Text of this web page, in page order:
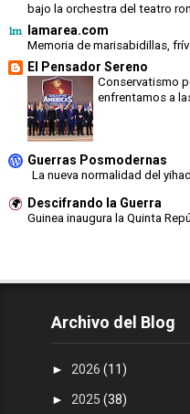
bajo la orchestra del teatro
lamarea.com
Memoria de marisabidillas,
El Pensador Sereno
Conservatismo
enfrentamos a
Guerras Posmodernas
La nueva normalidad del
Descifrando la Guerra
Guinea inaugura la Quinta
Archivo del Blog
► 2026(11)
► 2025(38)